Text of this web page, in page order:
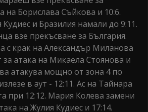
на Борислава Съйкова и 10:6.
и Бразилия намали до 9:11.
взе прекъсване за България.
с крак на Александър Миланова
атака на Микаела Стоянова и
атакува мощно от зона 4 по
в аут - 12:11. Ас на Тайнара
при 12:12. Мария Колева замени
на Жулия Кудиес и 17:14.